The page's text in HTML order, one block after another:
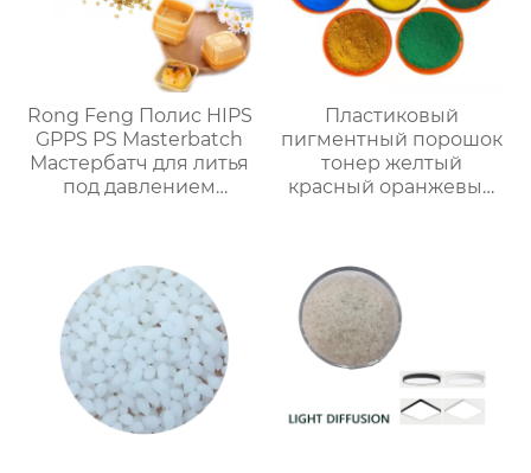
Rong Feng Полис HIPS
GPPS PS Masterbatch
Мастербатч для литья
под давлением
Пластиковый
пигментный порошок
тонер желтый
красный оранжевый